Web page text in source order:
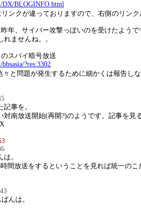
DX/BLOGINFO.html
ンクが違っておりますので、右側のリン
昨年、サイバー攻撃っぽいのを受けたよう
ませんね。。
スパイ暗号放送
?res:3302
と問題が発生するために細かくは報告し
事を。
対南放送開始(再開?)のようです。記事を見
。
間放送をするということを見れば統一の
んは。